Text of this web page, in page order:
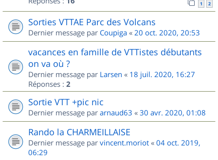
1 2
Sorties VTTAE Parc des Volcans
Dernier message par Coupiga « 20 oct. 2020, 20:53
vacances en famille de VTTistes débutants
on va où ?
Dernier message par Larsen « 18 juil. 2020, 16:27
Réponses : 2
Sortie VTT +pic nic
Dernier message par arnaud63 « 30 avr. 2020, 01:08
Rando la CHARMEILLAISE
Dernier message par vincent.moriot « 04 oct. 2019,
06:29